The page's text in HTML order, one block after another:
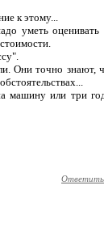
к этому...
уметь
Они точно знают,
машину или три
Ответить